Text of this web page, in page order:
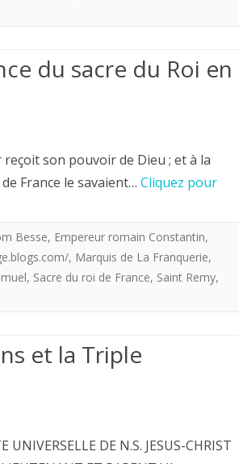
29
du sacre du Roi en
du
reçoit son pouvoir de Dieu ; et à la
France le savaient… Cliquez pour
Besse, Empereur romain Constantin,
, Marquis de La Franquerie,
, Sacre du roi de France, Saint Remy,
et la Triple
UNIVERSELLE DE N.S. JESUS-CHRIST